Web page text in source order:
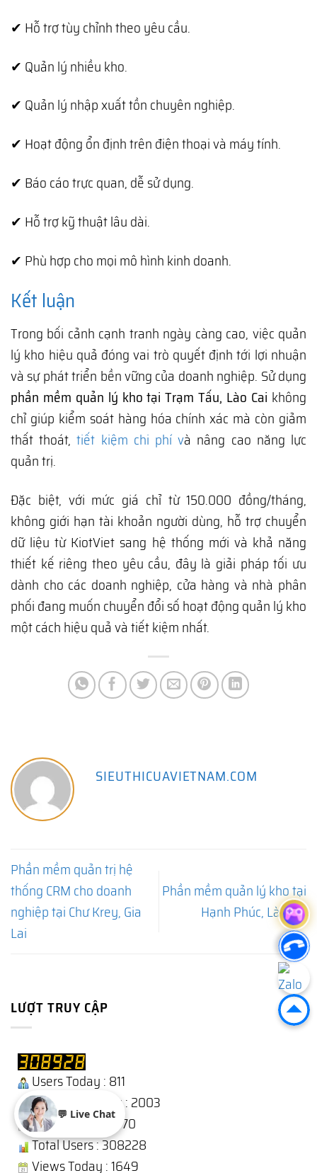
✔ Hỗ trợ tùy chỉnh theo yêu cầu.
✔ Quản lý nhiều kho.
✔ Quản lý nhập xuất tồn chuyên nghiệp.
✔ Hoạt động ổn định trên điện thoại và máy tính.
✔ Báo cáo trực quan, dễ sử dụng.
✔ Hỗ trợ kỹ thuật lâu dài.
✔ Phù hợp cho mọi mô hình kinh doanh.
Kết luận
Trong bối cảnh cạnh tranh ngày càng cao, việc quản
lý kho hiệu quả đóng vai trò quyết định tới lợi nhuận
và sự phát triển bền vững của doanh nghiệp. Sử dụng
phần mềm quản lý kho tại Trạm Tấu, Lào Cai không
chỉ giúp kiểm soát hàng hóa chính xác mà còn giảm
thất thoát, tiết kiệm chi phí và nâng cao năng lực
quản trị.
Đặc biệt, với mức giá chỉ từ 150.000 đồng/tháng,
không giới hạn tài khoản người dùng, hỗ trợ chuyển
dữ liệu từ KiotViet sang hệ thống mới và khả năng
thiết kế riêng theo yêu cầu, đây là giải pháp tối ưu
dành cho các doanh nghiệp, cửa hàng và nhà phân
phối đang muốn chuyển đổi số hoạt động quản lý kho
một cách hiệu quả và tiết kiệm nhất.
SIEUTHICUAVIETNAM.COM
Phần mềm quản trị hệ
thống CRM cho doanh
nghiệp tại Chư Krey, Gia
Lai
Phần mềm quản lý kho tại
Hạnh Phúc, Lào Cai
LƯỢT TRUY CẬP
Users Today : 811
Users Yesterday : 2003
This Month : 10470
Total Users : 308228
Views Today : 1649
💬 Live Chat